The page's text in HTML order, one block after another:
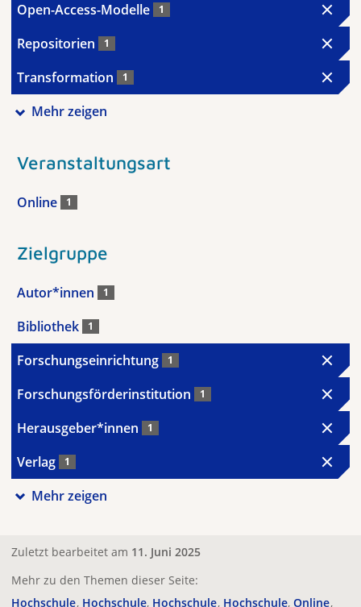
Open-Access-Modelle 1
Repositorien 1
Transformation 1
Mehr zeigen
Veranstaltungsart
Online 1
Zielgruppe
Autor*innen 1
Bibliothek 1
Forschungseinrichtung 1
Forschungsförderinstitution 1
Herausgeber*innen 1
Verlag 1
Mehr zeigen
Zuletzt bearbeitet am 11. Juni 2025
Mehr zu den Themen dieser Seite:
Hochschule Hochschule Hochschule Hochschule Online